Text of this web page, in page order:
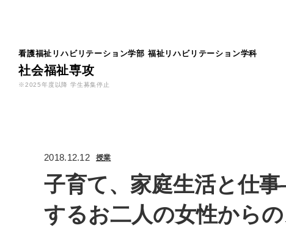
看護福祉リハビリテーション学部 福祉リハビリテーション学科
社会福祉専攻
※2025年度以降 学生募集停止
2018.12.12 授業
子育て、家庭生活と仕
するお二人の女性から